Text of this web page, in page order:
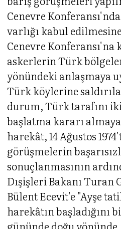
Cenevre
varlığı kabul
Cenevre Konferansı'na
askerlerin Türk
yönündeki anlaşmaya
Türk köylerine
durum, Türk tarafını
başlatma kararı
harekât, 14 Ağustos
görüşmelerin
sonuçlanmasının
Dışişleri Bakanı Turan
Bülent Ecevit'e "Ayşe
harekâtın